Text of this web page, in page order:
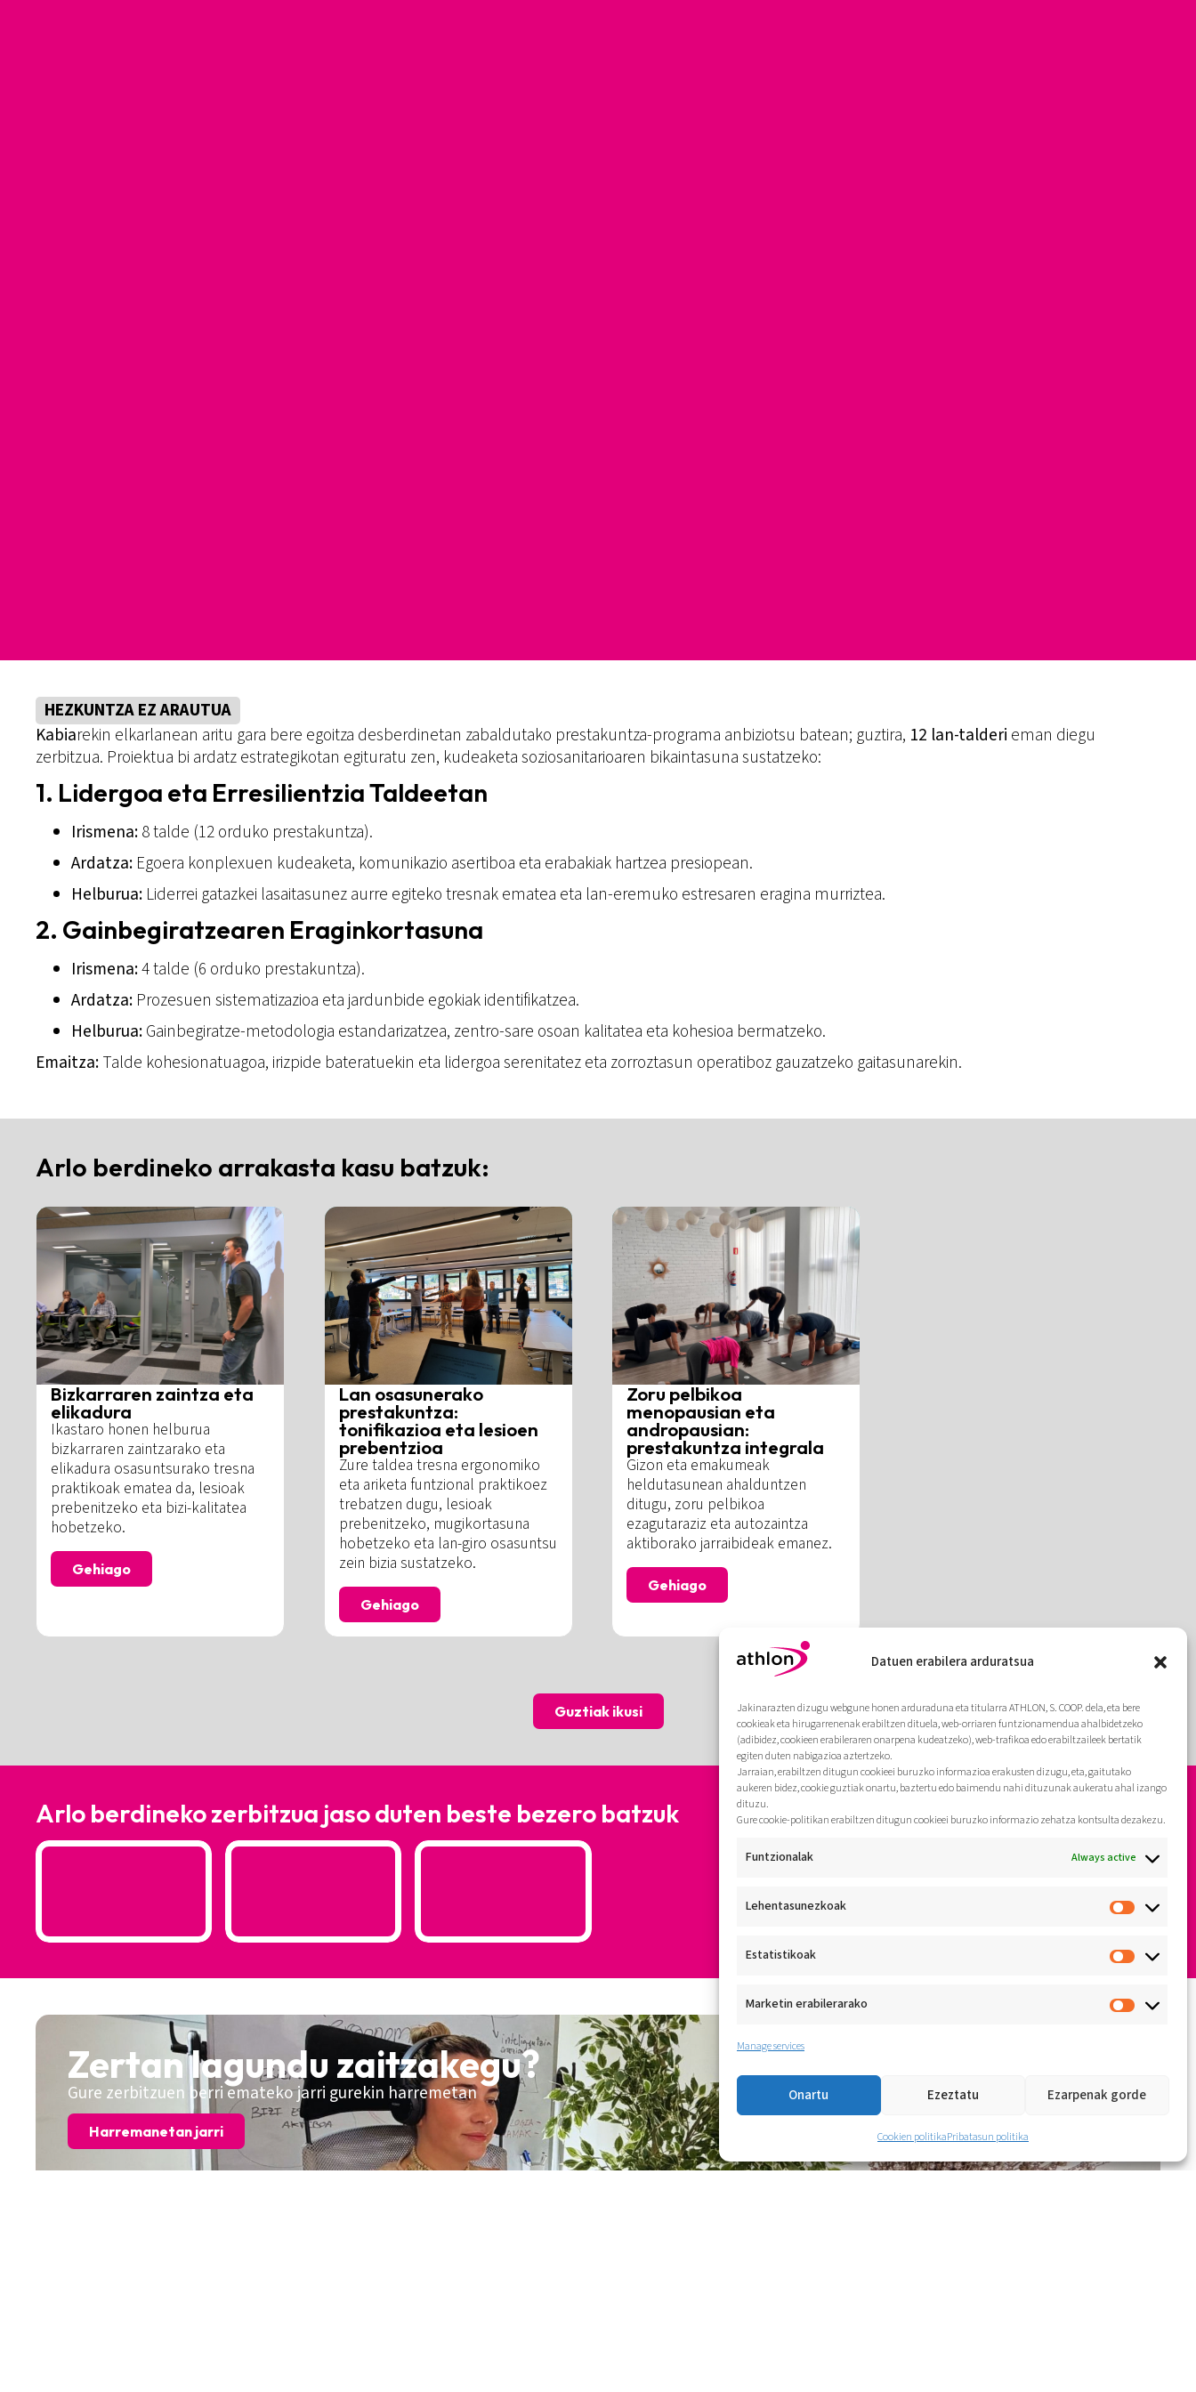
Datuen erabilera arduratsua
Jakinarazten dizugu webgune honen arduraduna eta titularra ATHLON, S. COOP. dela, eta bere
cookieak eta hirugarrenenak erabiltzen dituela, web-orriaren funtzionamendua ahalbidetzeko
(adibidez, cookieen erabileraren onarpena kudeatzeko), web-trafikoa edo erabiltzaileek bertatik
egiten duten nabigazioa aztertzeko.
Jarraian, erabiltzen ditugun cookieei buruzko informazioa erakusten dizugu, eta, gaitutako
aukeren bidez, cookie guztiak onartu, baztertu edo baimendu nahi dituzunak aukeratu ahal izango
dituzu.
Gure cookie-politikan erabiltzen ditugun cookieei buruzko informazio zehatza kontsulta dezakezu.
Funtzionalak Always active
Lehentasunezkoak
Estatistikoak
Marketin erabilerarako
Manage services
Onartu Ezeztatu Ezarpenak gorde
Cookien politikaPribatasun politika
HEZKUNTZA EZ ARAUTUA
Kabiarekin elkarlanean aritu gara bere egoitza desberdinetan zabaldutako prestakuntza-programa anbiziotsu batean; guztira, 12 lan-talderi eman diegu
zerbitzua. Proiektua bi ardatz estrategikotan egituratu zen, kudeaketa soziosanitarioaren bikaintasuna sustatzeko:
1. Lidergoa eta Erresilientzia Taldeetan
Irismena:8 talde (12 orduko prestakuntza).
Ardatza: Egoera konplexuen kudeaketa, komunikazio asertiboa eta erabakiak hartzea presiopean.
Helburua: Liderrei gatazkei lasaitasunez aurre egiteko tresnak ematea eta lan-eremuko estresaren eragina murriztea.
2. Gainbegiratzearen Eraginkortasuna
Irismena:4 talde (6 orduko prestakuntza).
Ardatza: Prozesuen sistematizazioa eta jardunbide egokiak identifikatzea.
Helburua:Gainbegiratze-metodologia estandarizatzea, zentro-sare osoan kalitatea eta kohesioa bermatzeko.
Emaitza:Talde kohesionatuagoa, irizpide bateratuekin eta lidergoa serenitatez eta zorroztasun operatiboz gauzatzeko gaitasunarekin.
Arlo berdineko arrakasta kasu batzuk:
Bizkarraren zaintza eta
elikadura
Ikastaro honen helburua
bizkarraren zaintzarako eta
elikadura osasuntsurako tresna
praktikoak ematea da, lesioak
prebenitzeko eta bizi-kalitatea
hobetzeko.
Gehiago
Lan osasunerako
prestakuntza:
tonifikazioa eta lesioen
prebentzioa
Zure taldea tresna ergonomiko
eta ariketa funtzional praktikoez
trebatzen dugu, lesioak
prebenitzeko, mugikortasuna
hobetzeko eta lan-giro osasuntsu
zein bizia sustatzeko.
Gehiago
Zoru pelbikoa
menopausian eta
andropausian:
prestakuntza integrala
Gizon eta emakumeak
heldutasunean ahalduntzen
ditugu, zoru pelbikoa
ezagutaraziz eta autozaintza
aktiborako jarraibideak emanez.
Gehiago
Guztiak ikusi
Arlo berdineko zerbitzua jaso duten beste bezero batzuk
Zertan lagundu zaitzakegu?
Gure zerbitzuen berri emateko jarri gurekin harremetan
Harremanetan jarri